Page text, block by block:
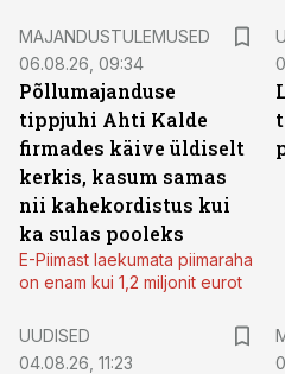
MAJANDUSTULEMUSED
06.08.26, 09:34
Põllumajanduse
tippjuhi Ahti Kalde
firmades käive üldiselt
kerkis, kasum samas
nii kahekordistus kui
ka sulas pooleks
E-Piimast laekumata piimaraha
on enam kui 1,2 miljonit eurot
UUDISED
04.08.26, 11:23